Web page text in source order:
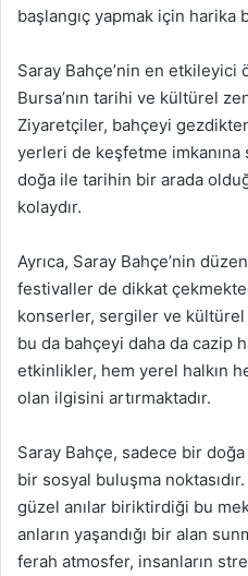
başlangıç yapmak için harika
Saray Bahçe’nin en
Bursa’nın tarihi ve kültürel
Ziyaretçiler, bahçeyi
yerleri de keşfetme imkanına
doğa ile tarihin bir arada
kolaydır.
Ayrıca, Saray Bahçe’nin
festivaller de dikkat
konserler, sergiler ve
bu da bahçeyi daha da cazip
etkinlikler, hem yerel halkın
olan ilgisini artırmaktadır.
Saray Bahçe, sadece bir
bir sosyal buluşma
güzel anılar biriktirdiği bu
anların yaşandığı bir alan
ferah atmosfer, insanların